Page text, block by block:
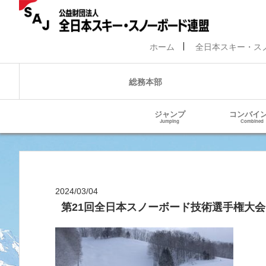
ホーム 全日本スキー・ス
総務本部
ジャンプ
Jumping
コンバイ
Combined
2024/03/04
第21回全日本スノーボード技術選手権大